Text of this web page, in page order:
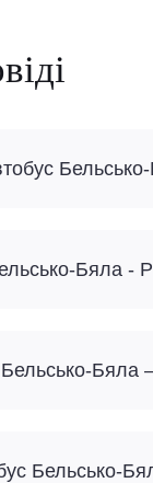
Бяла -
Бяла
Бельсько-